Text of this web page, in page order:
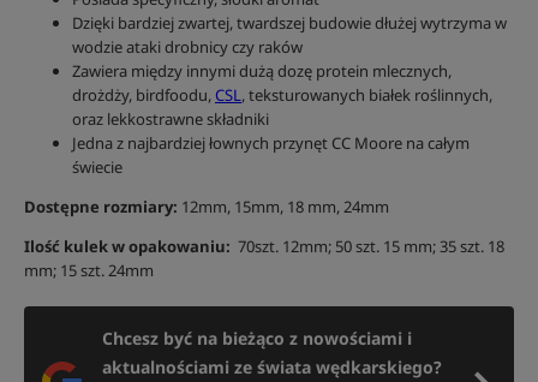
Dzięki bardziej zwartej, twardszej budowie dłużej wytrzyma w
wodzie ataki drobnicy czy raków
Zawiera między innymi dużą dozę protein mlecznych,
drożdży, birdfoodu, CSL, teksturowanych białek roślinnych,
oraz lekkostrawne składniki
Jedna z najbardziej łownych przynęt CC Moore na całym
świecie
Dostępne rozmiary: 12mm, 15mm, 18 mm, 24mm
Ilość kulek w opakowaniu: 70szt. 12mm; 50 szt. 15 mm; 35 szt. 18
mm; 15 szt. 24mm
Chcesz być na bieżąco z nowościami i
aktualnościami ze świata wędkarskiego?